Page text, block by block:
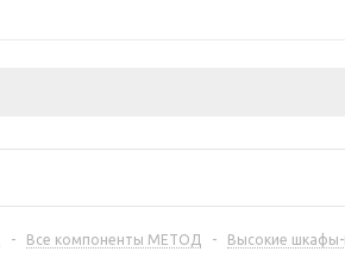
- Все компоненты МЕТОД - Высокие